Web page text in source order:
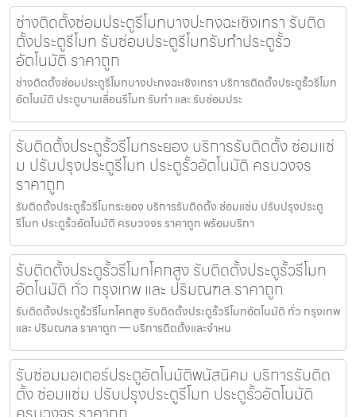
ช่างติดตั้งซ่อมประตูรีโมทบางปะกงฉะเชิงเทรา รับติด
ตั้งประตูรีโมท รับซ่อมประตูรีโมทรับทำประตูรั้ว
อัตโนมัติ ราคาถูก
ช่างติดตั้งซ่อมประตูรีโมทบางปะกงฉะเชิงเทรา บริการติดตั้งประตูรั้วรีโมท
อัตโนมัติ ประตูบานเลื่อนรีโมท รับทำ และ รับซ่อมประ
รับติดตั้งประตูรั้วรีโมทระยอง บริการรับติดตั้ง ซ่อมแซ่
ม ปรับปรุงประตูรีโมท ประตูรั้วอัตโนมัติ ครบวงจร
ราคาถูก
รับติดตั้งประตูรั้วรีโมทระยอง บริการรับติดตั้ง ซ่อมแซ่ม ปรับปรุงประตู
รีโมท ประตูรั้วอัตโนมัติ ครบวงจร ราคาถูก พร้อมบริกา
รับติดตั้งประตูรั้วรีโมทโคกสูง รับติดตั้งประตูรั้วรีโมท
อัตโนมัติ ทั่ว กรุงเทพ และ ปริมณฑล ราคาถูก
รับติดตั้งประตูรั้วรีโมทโคกสูง รับติดตั้งประตูรั้วรีโมทอัตโนมัติ ทั่ว กรุงเทพ
และ ปริมณฑล ราคาถูก — บริการติดตั้งและจำหน
รับซ่อมมอเตอร์ประตูอัตโนมัติพนัสนิคม บริการรับติด
ตั้ง ซ่อมแซ่ม ปรับปรุงประตูรีโมท ประตูรั้วอัตโนมัติ